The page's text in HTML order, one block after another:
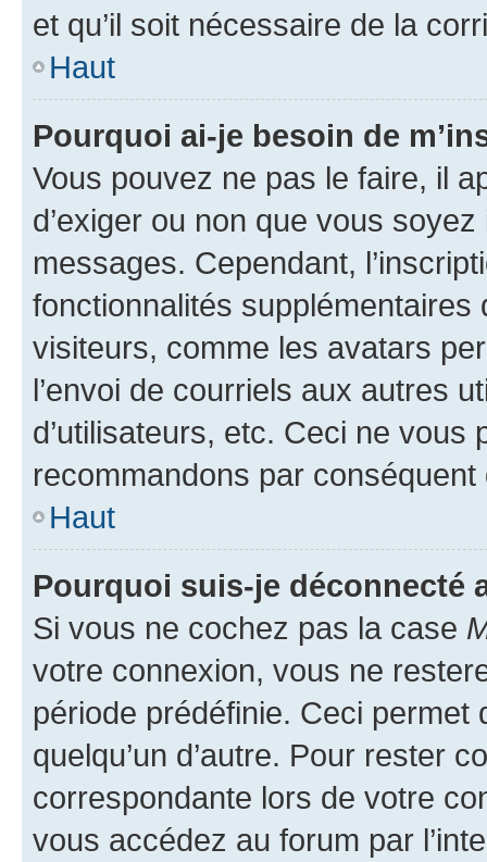
et qu’il soit nécessaire de la
Haut
Pourquoi ai-je besoin de
Vous pouvez ne pas le faire, il
d’exiger ou non que vous
messages. Cependant,
fonctionnalités
visiteurs, comme les avatars
l’envoi de courriels aux autres
d’utilisateurs, etc. Ceci ne vous
recommandons par conséquent
Haut
Pourquoi suis-je déconnecté
Si vous ne cochez pas la case
votre connexion, vous ne
période prédéfinie. Ceci permet
quelqu’un d’autre. Pour rester
correspondante lors de votre
vous accédez au forum par